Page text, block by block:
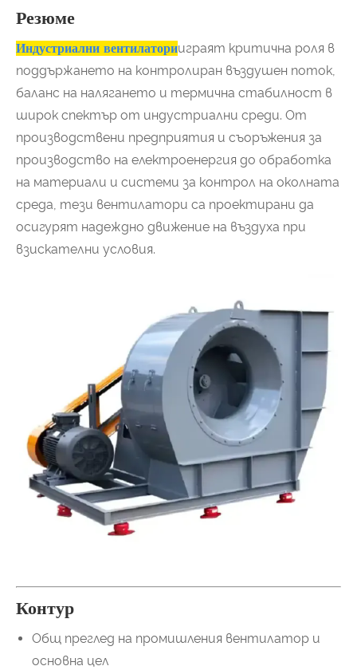
Резюме
Индустриални вентилаторииграят критична роля в
поддържането на контролиран въздушен поток,
баланс на налягането и термична стабилност в
широк спектър от индустриални среди. От
производствени предприятия и съоръжения за
производство на електроенергия до обработка
на материали и системи за контрол на околната
среда, тези вентилатори са проектирани да
осигурят надеждно движение на въздуха при
взискателни условия.
Контур
Общ преглед на промишления вентилатор и
основна цел